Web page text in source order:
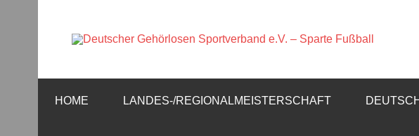
–
HOME LANDES-/REGIONALMEISTERSCHAFT